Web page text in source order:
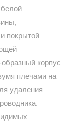
покрытой
корпус
плечами на
удаления